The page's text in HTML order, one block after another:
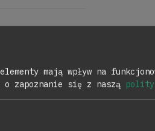
mają wpływ na
zapoznanie się z naszą